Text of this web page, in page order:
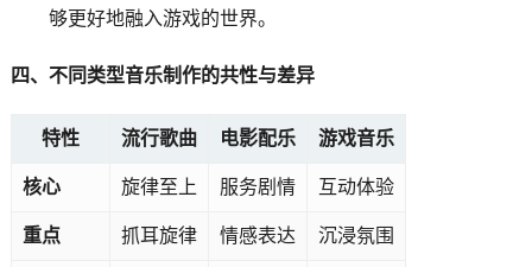
够更好地融入游戏的世界。
四、不同类型音乐制作的共性与差异
特性 流行歌曲 电影配乐 游戏音乐
核心 旋律至上 服务剧情 互动体验
重点 抓耳旋律 情感表达 沉浸氛围